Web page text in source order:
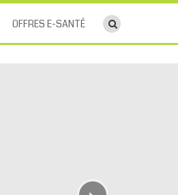
OFFRES E-SANTÉ ouvrir le